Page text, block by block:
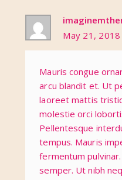
May 21,
Mauris congue
arcu blandit et. Ut
laoreet mattis
molestie orci
Pellentesque
tempus. Mauris
fermentum
semper. Ut nibh